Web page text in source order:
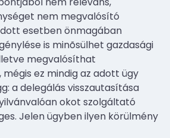
nem megvalósító
esetben önmagában
is minõsülhet gazdasági
megvalósíthat
ez mindig az adott ügy
a delegálás visszautasítása
okot szolgáltató
Jelen ügyben ilyen körülmény